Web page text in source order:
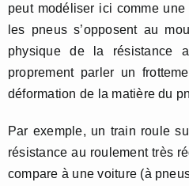
peut modéliser ici comme
les pneus s’opposent au
physique de la résistance
proprement parler un
déformation de la matière du
Par exemple, un train roule
résistance au roulement très
compare à une voiture (à